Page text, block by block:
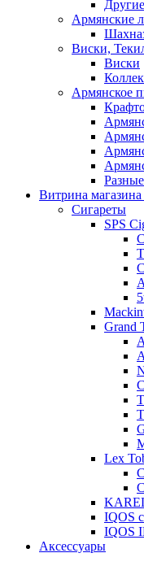
Армянские
Виски,
Виски
Армянское
Витрина
Cигареты
SPS
Grand
Lex
IQOS
IQOS
Аксессуары